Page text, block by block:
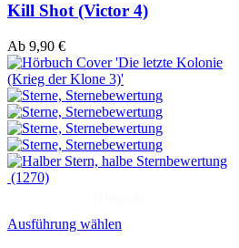
Kill Shot (Victor 4)
Ab 9,90 €
(1270)
Ausführung wählen